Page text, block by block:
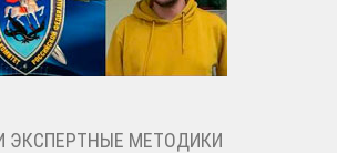
ЭКСПЕРТНЫЕ МЕТОДИКИ